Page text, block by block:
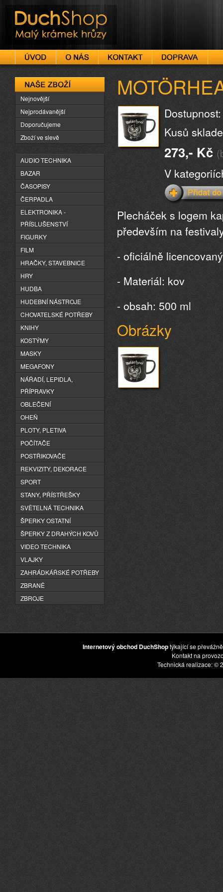
DuchShop
Kusů
273,- Kč
V
Plecháček s logem
především na
- oficiálně
- Materiál: kov
- obsah: 500 ml
Obrázky
Naše zboží
Nejnovější
Nejprodávanější
Doporučujeme
Zboží ve slevě
AUDIO TECHNIKA
BAZAR
ČASOPISY
ČERPADLA
ELEKTRONIKA -
PŘÍSLUŠENSTVÍ
FIGURKY
FILM
HRAČKY, STAVEBNICE
HRY
HUDBA
HUDEBNÍ NÁSTROJE
CHOVATELSKÉ POTŘEBY
KNIHY
KOSTÝMY
MASKY
MEGAFONY
NÁŘADÍ, LEPIDLA,
PŘÍPRAVKY
OBLEČENÍ
OHEŇ
PLOTY, PLETIVA
POČÍTAČE
POSTŘIKOVAČE
REKVIZITY, DEKORACE
SPORT
STANY, PŘÍSTŘEŠKY
SVĚTELNÁ TECHNIKA
ŠPERKY OSTATNÍ
ŠPERKY Z DRAHÝCH KOVŮ
VIDEO TECHNIKA
VLAJKY
ZAHRÁDKÁŘSKÉ POTŘEBY
ZBRANĚ
ZBROJE
Internetový obchod DuchShoptýkající se
Kontakt na
Technická realizace: ©